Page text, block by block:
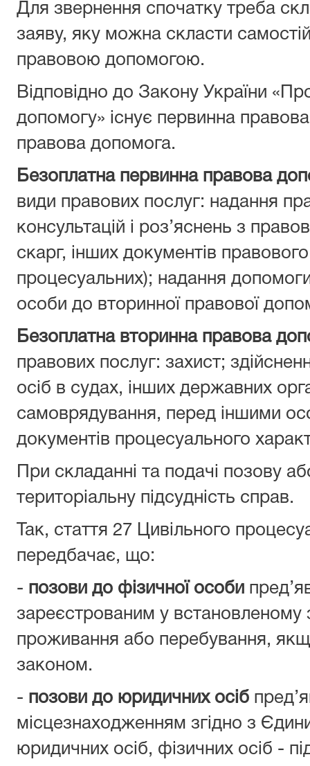
Для звернення спочатку треба
заяву, яку можна скласти
правовою допомогою.
Відповідно до Закону України
допомогу» існує первинна
правова допомога.
Безоплатна первинна правова
види правових послуг: надання
консультацій і роз’яснень з
скарг, інших документів
процесуальних); надання
особи до вторинної правової
Безоплатна вторинна правова
правових послуг: захист;
осіб в судах, інших державних
самоврядування, перед іншими
документів процесуального
При складанні та подачі позову
територіальну підсудність справ.
Так, стаття 27 Цивільного
передбачає, що:
- позови до фізичної особи
зареєстрованим у встановленому
проживання або перебування,
законом.
- позови до юридичних осіб
місцезнаходженням згідно з
юридичних осіб, фізичних осіб -